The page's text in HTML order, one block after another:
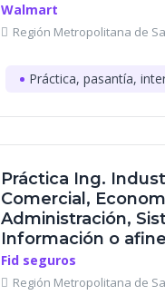
Walmart
Región Metropolitana de
Práctica, pasantía,
Práctica Ing.
Comercial,
Administración,
Información o
Fid seguros
Región Metropolitana de